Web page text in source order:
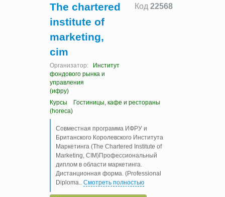
Код 22568
The chartered
institute of
marketing,
cim
Организатор:
Институт
фондового рынка и
управления
(ифру)
Курсы
Гостиницы, кафе и рестораны
(horeca)
Совместная программа ИФРУ и
Британского Королевского Института
Маркетинга (The Chartered Institute of
Marketing, CIM)Профессиональный
диплом в области маркетинга.
Дистанционная форма. (Professional
Diploma.. Смотреть полностью